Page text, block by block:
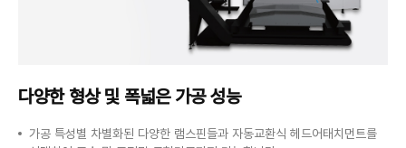
다양한 형상 및 폭넓은 가공 성능
가공 특성별 차별화된 다양한 램스핀들과 자동교환식 헤드어태치먼트를